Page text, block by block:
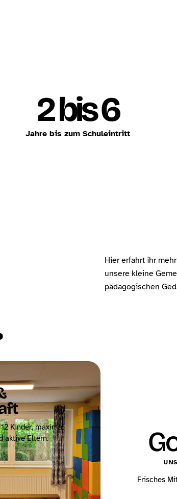
2 bis 6
Jahre bis zum Schuleintritt
Hier erfahrt ihr
unsere kleine
pädagogischen
Kinder, maximal
aktive Eltern.
Frisches